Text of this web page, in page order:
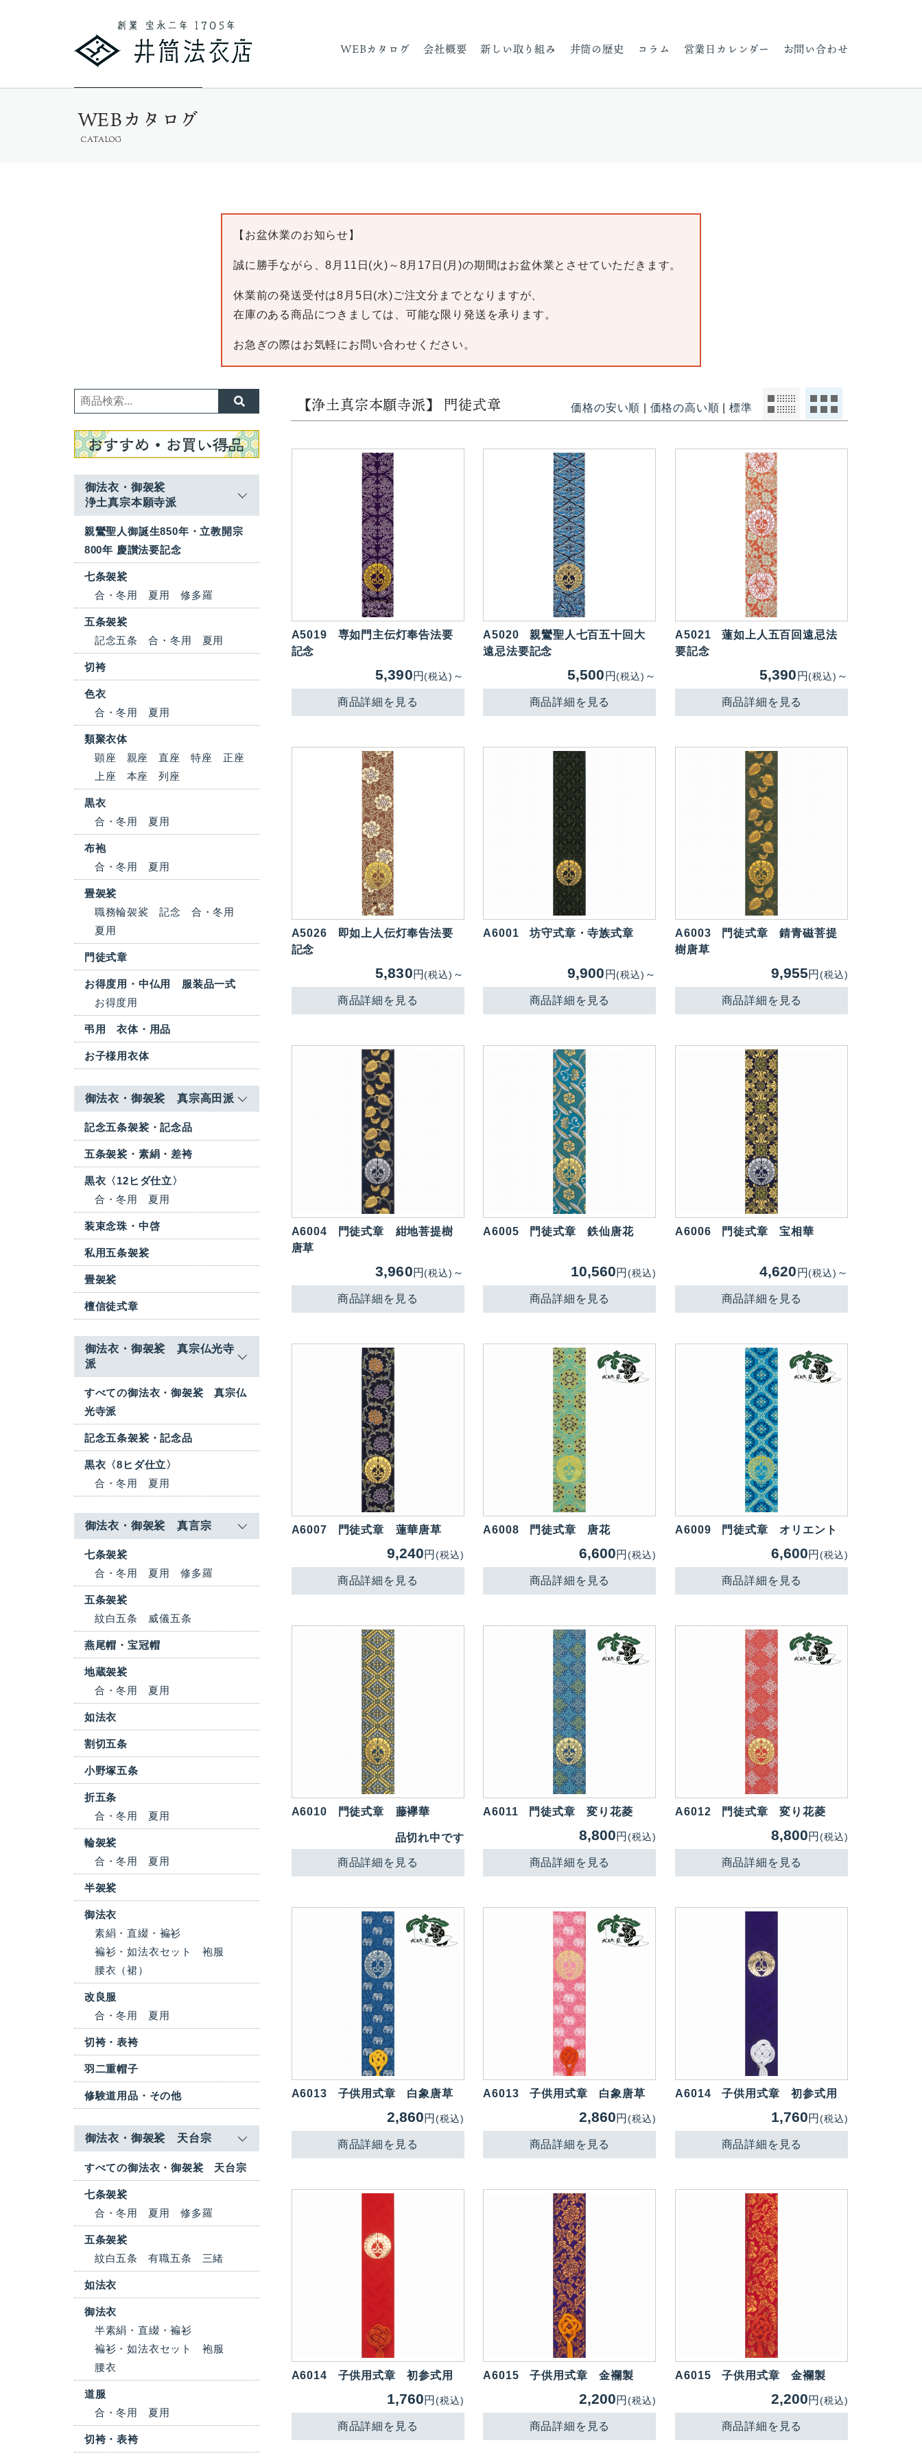
WEBカタログ 会社概要 新しい取り組み 井筒の歴史 コラム 営業日カレンダー お問い合わせ
WEBカタログ
CATALOG
【お盆休業のお知らせ】
誠に勝手ながら、8月11日(火)～8月17日(月)の期間はお盆休業とさせていただきます。
休業前の発送受付は8月5日(水)ご注文分までとなりますが、
在庫のある商品につきましては、可能な限り発送を承ります。
お急ぎの際はお気軽にお問い合わせください。
【浄土真宗本願寺派】 門徒式章 価格の安い順 価格の高い順 標準
A5019
専如門主伝灯奉告法要
記念
5,390円(税込) ～
商品詳細を見る
A5020
親鸞聖人七百五十回大
遠忌法要記念
5,500 円(税込) ～
商品詳細を見る
A5021
蓮如上人五百回遠忌法
要記念
5,390 円(税込) ～
商品詳細を見る
A5026
即如上人伝灯奉告法要
記念
5,830円(税込) ～
商品詳細を見る
A6001 坊守式章・寺族式章
9,900 円(税込) ～
商品詳細を見る
A6003
門徒式章 錆青磁菩提
樹唐草
9,955円(税込)
商品詳細を見る
A6004
門徒式章 紺地菩提樹
唐草
3,960円(税込) ～
商品詳細を見る
A6005 門徒式章 鉄仙唐花
10,560円(税込)
商品詳細を見る
A6006 門徒式章 宝相華
4,620 円(税込) ～
商品詳細を見る
A6007 門徒式章 蓮華唐草
9,240円(税込)
商品詳細を見る
A6008 門徒式章 唐花
6,600円(税込)
商品詳細を見る
A6009 門徒式章 オリエント
6,600円(税込)
商品詳細を見る
A6010 門徒式章 藤襷華
品切れ中です
商品詳細を見る
A6011 門徒式章 変り花菱
8,800円(税込)
商品詳細を見る
A6012 門徒式章 変り花菱
8,800円(税込)
商品詳細を見る
A6013 子供用式章 白象唐草
2,860円(税込)
商品詳細を見る
A6013 子供用式章 白象唐草
2,860円(税込)
商品詳細を見る
A6014 子供用式章 初参式用
1,760円(税込)
商品詳細を見る
A6014 子供用式章 初参式用
1,760円(税込)
商品詳細を見る
A6015 子供用式章 金襴製
2,200円(税込)
商品詳細を見る
A6015 子供用式章 金襴製
2,200円(税込)
商品詳細を見る
御法衣・御袈裟
浄土真宗本願寺派
親鸞聖人御誕生850年・立教開宗
800年 慶讃法要記念
七条袈裟
合・冬用
夏用 修多羅
五条袈裟
記念五条
合・冬用 夏用
切袴
色衣
合・冬用
夏用
類聚衣体
顕座
親座 直座 特座
正座
上座
本座 列座
黒衣
合・冬用
夏用
布袍
合・冬用
夏用
畳袈裟
職務輪袈裟
記念
合・冬用
夏用
門徒式章
お得度用・中仏用 服装品一式
お得度用
弔用 衣体・用品
お子様用衣体
御法衣・御袈裟 真宗高田派
記念五条袈裟・記念品
五条袈裟・素絹・差袴
黒衣〈12ヒダ仕立〉
合・冬用
夏用
装束念珠・中啓
私用五条袈裟
畳袈裟
檀信徒式章
御法衣・御袈裟 真宗仏光寺
派
すべての御法衣・御袈裟 真宗仏
光寺派
記念五条袈裟・記念品
黒衣〈8ヒダ仕立〉
合・冬用
夏用
御法衣・御袈裟 真言宗
七条袈裟
合・冬用
夏用 修多羅
五条袈裟
紋白五条
威儀五条
燕尾帽・宝冠帽
地蔵袈裟
合・冬用
夏用
如法衣
割切五条
小野塚五条
折五条
合・冬用
夏用
輪袈裟
合・冬用
夏用
半袈裟
御法衣
素絹・直綴・褊衫
褊衫・如法衣セット
袍服
腰衣（裙）
改良服
合・冬用
夏用
切袴・表袴
羽二重帽子
修験道用品・その他
御法衣・御袈裟 天台宗
すべての御法衣・御袈裟 天台宗
七条袈裟
合・冬用
夏用 修多羅
五条袈裟
紋白五条
有職五条 三緒
如法衣
御法衣
半素絹・直綴・褊衫
褊衫・如法衣セット
袍服
腰衣
道服
合・冬用
夏用
切袴・表袴